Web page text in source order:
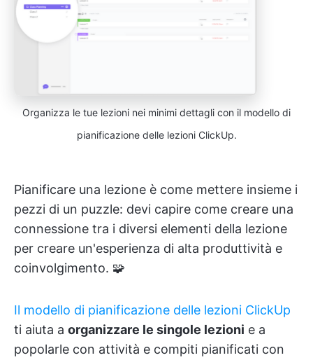
Organizza le tue lezioni nei minimi dettagli con il modello di
pianificazione delle lezioni ClickUp.
Pianificare una lezione è come mettere insieme i
pezzi di un puzzle: devi capire come creare una
connessione tra i diversi elementi della lezione
per creare un'esperienza di alta produttività e
coinvolgimento. 🧩
Il modello di pianificazione delle lezioni ClickUp
ti aiuta a organizzare le singole lezioni e a
popolarle con attività e compiti pianificati con